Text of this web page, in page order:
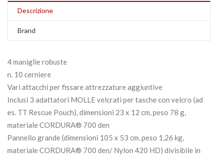
Descrizione
Brand
4 maniglie robuste
n. 10 cerniere
Vari attacchi per fissare attrezzature aggiuntive
Inclusi 3 adattatori MOLLE velcrati per tasche con velcro (ad
es. TT Rescue Pouch), dimensioni 23 x 12 cm, peso 78 g,
materiale CORDURA® 700 den
Pannello grande (dimensioni 105 x 53 cm, peso 1,26 kg,
materiale CORDURA® 700 den/ Nylon 420 HD) divisibile in